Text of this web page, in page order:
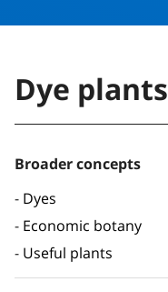
Dye plants
Broader concepts
Dyes
Economic botany
Useful plants